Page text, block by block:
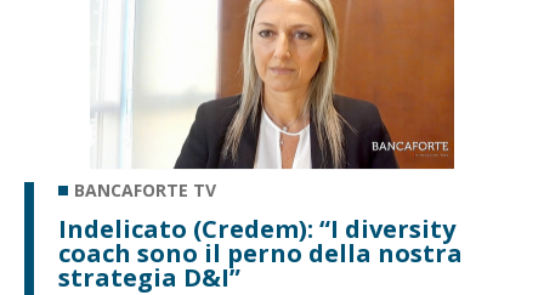
BANCAFORTE TV
Indelicato (Credem): “I diversity
coach sono il perno della nostra
strategia D&I”